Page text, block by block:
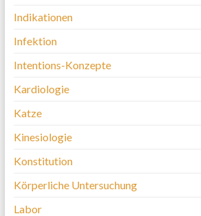
Indikationen
Infektion
Intentions-Konzepte
Kardiologie
Katze
Kinesiologie
Konstitution
Körperliche Untersuchung
Labor